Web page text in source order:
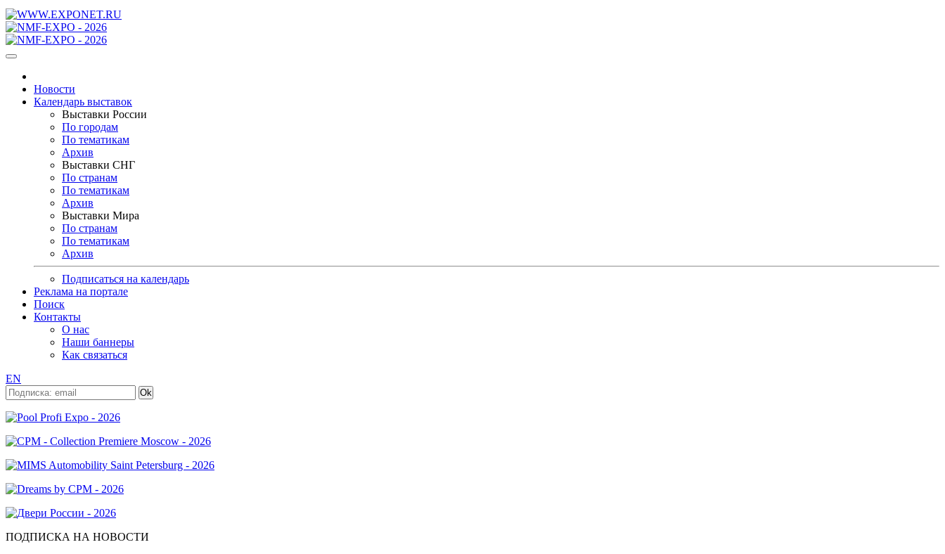
Новости
Календарь выставок
Выставки России
По городам
По тематикам
Архив
Выставки СНГ
По странам
По тематикам
Архив
Выставки Мира
По странам
По тематикам
Архив
Подписаться на календарь
Реклама на портале
Поиск
Контакты
О нас
Наши баннеры
Как связаться
EN
ПОДПИСКА НА НОВОСТИ